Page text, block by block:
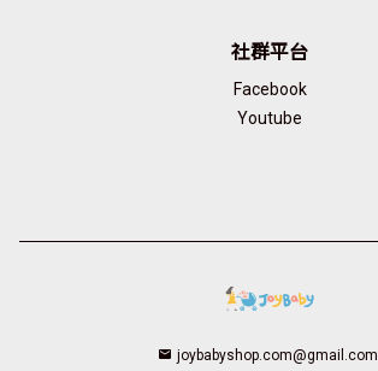
社群平台
Facebook
Youtube
joybabyshop.com@gmail.com